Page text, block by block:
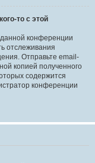
то с этой
конференции
отслеживания
Отправьте email-
копией полученного
содержится
конференции